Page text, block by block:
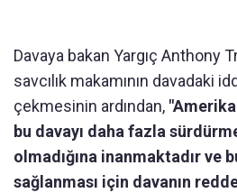
Davaya bakan Yargıç Anthony
savcılık makamının davadaki
çekmesinin ardından,
bu davayı daha fazla
olmadığına inanmaktadır ve
sağlanması için davanın